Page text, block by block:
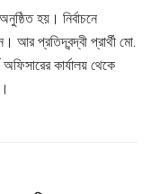
হয়। নির্বাচনে
আর প্রতিদ্বন্দ্বী প্রার্থী মো.
কার্যালয় থেকে